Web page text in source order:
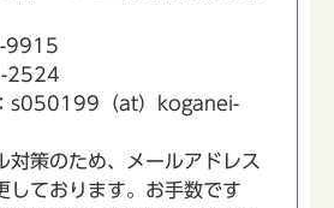
9915
2524
s050199（at）koganei-
対策のため、メールアドレス
しております。お手数です